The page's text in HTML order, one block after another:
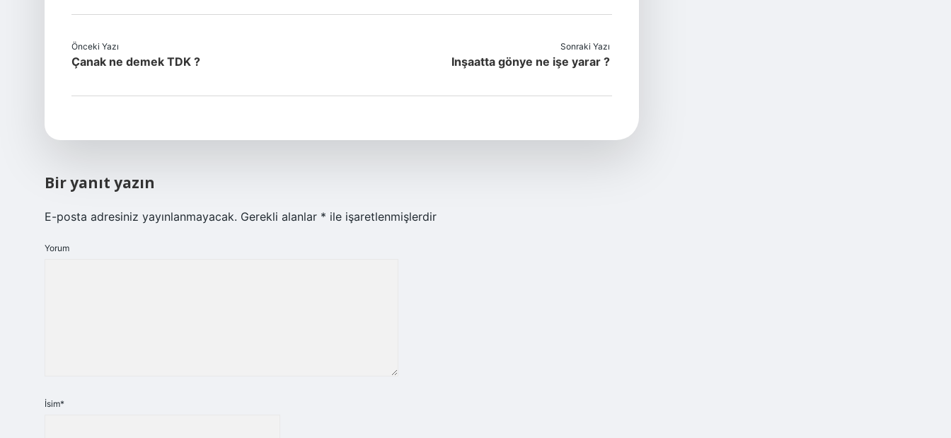
Önceki Yazı
Çanak ne demek TDK ?
Sonraki Yazı
Inşaatta gönye ne işe yarar ?
Bir yanıt yazın
E-posta adresiniz yayınlanmayacak. Gerekli alanlar * ile işaretlenmişlerdir
Yorum
İsim*